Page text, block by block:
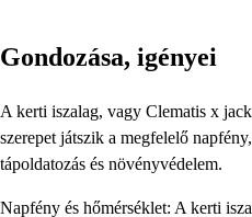
Gondozása, igényei
A kerti iszalag, vagy Clematis x
szerepet játszik a megfelelő
tápoldatozás és növényvédelem.
Napfény és hőmérséklet: A kerti